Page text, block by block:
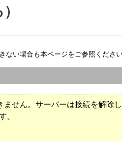
い場合も本ページをご参照ください
せん。サーバーは接続を解除